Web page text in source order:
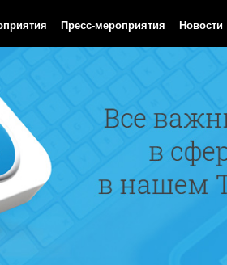
Пресс-мероприятия Новости